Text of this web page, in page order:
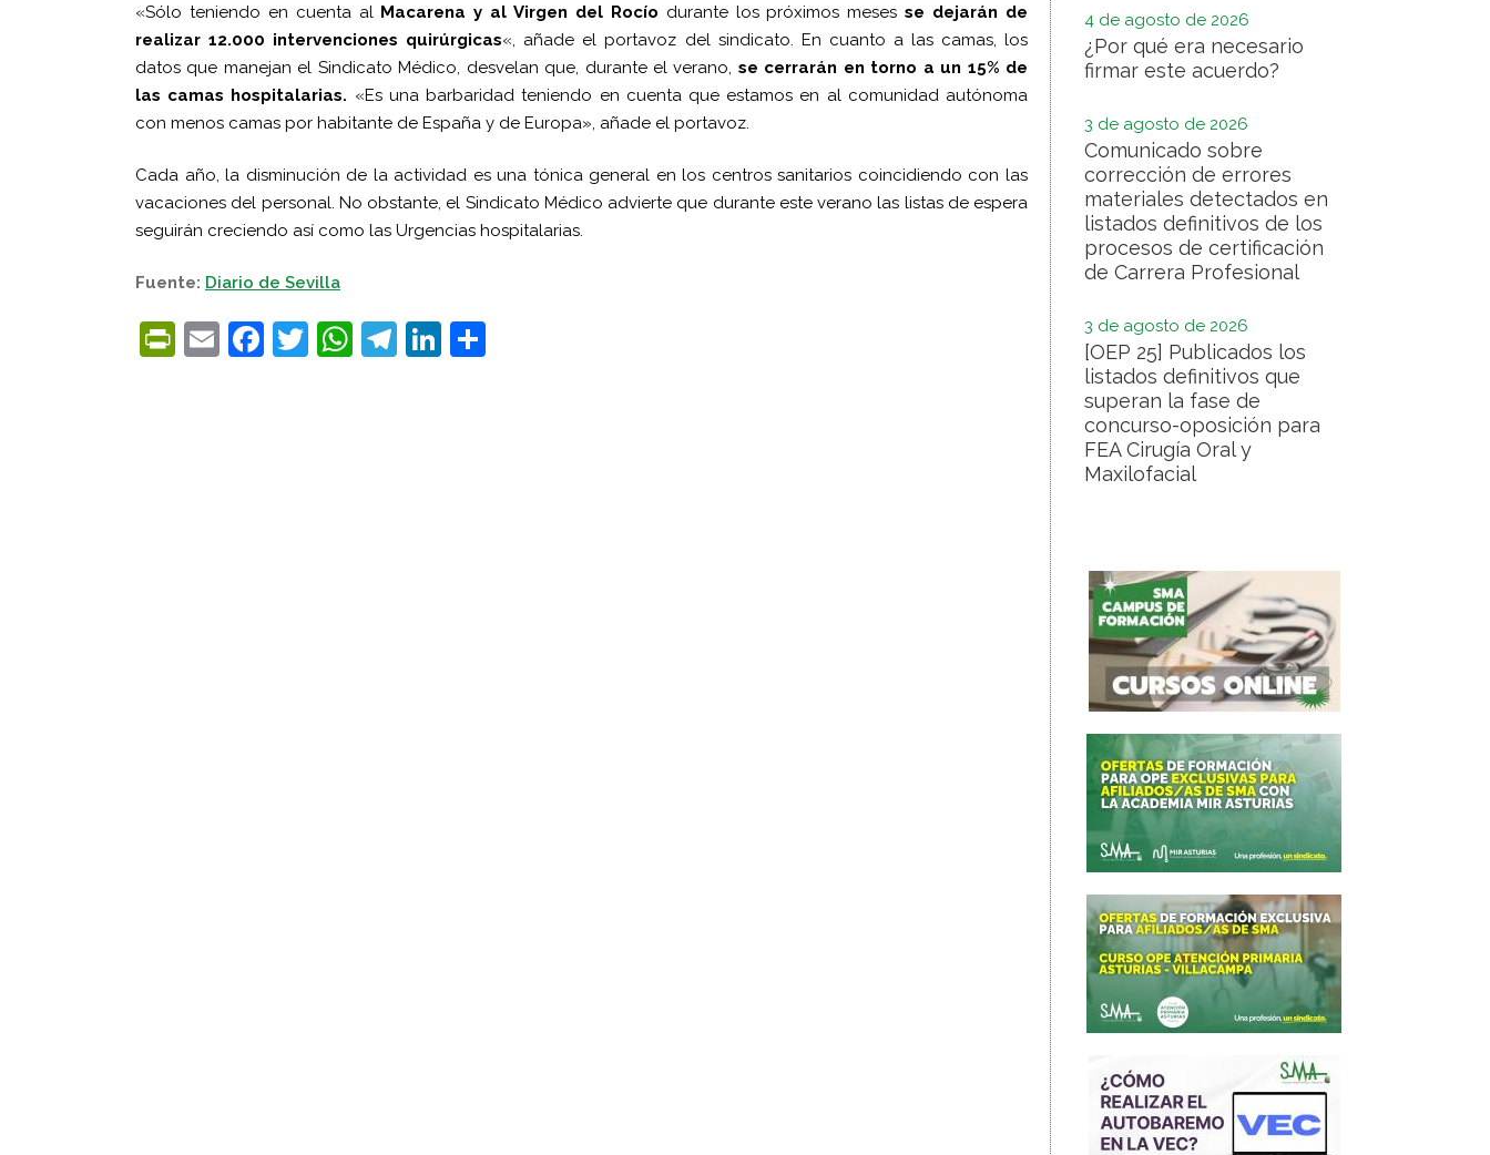
«Sólo teniendo en cuenta al Macarena y al Virgen del Rocío durante los próximos mesesse dejarán de
realizar 12.000 intervenciones quirúrgicas«, añade el portavoz del sindicato. En cuanto a las camas, los
datos que manejan el Sindicato Médico, desvelan que, durante el verano, se cerrarán en torno a un 15% de
las camas hospitalarias. «Es una barbaridad teniendo en cuenta que estamos en al comunidad autónoma
con menos camas por habitante de España y de Europa», añade el portavoz.
Cada año, la disminución de la actividad es una tónica general en los centros sanitarios coincidiendo con las
vacaciones del personal. No obstante, el Sindicato Médico advierte que durante este verano las listas de espera
seguirán creciendo así como las Urgencias hospitalarias.
Fuente: Diario de Sevilla
PrintFriendly
EmailFacebook
Twitter
WhatsApp
Telegram
LinkedIn
4 de agosto de 2026
¿Por qué era necesario
firmar este acuerdo?
3 de agosto de 2026
Comunicado sobre
corrección de errores
materiales detectados en
listados definitivos de los
procesos de certificación
de Carrera Profesional
3 de agosto de 2026
[OEP 25] Publicados los
listados definitivos que
superan la fase de
concurso-oposición para
FEA Cirugía Oral y
Maxilofacial